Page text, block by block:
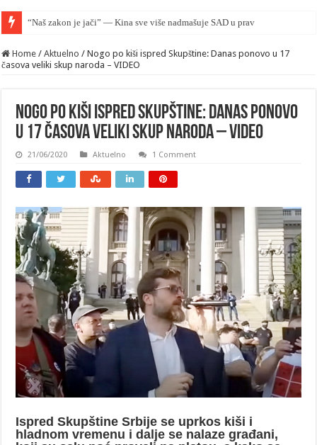
“Naš zakon je jači” — Kina sve više nadmašuje SAD u pravnom smislu
Home / Aktuelno / Nogo po kiši ispred Skupštine: Danas ponovo u 17
časova veliki skup naroda – VIDEO
Nogo po kiši ispred Skupštine: Danas ponovo
u 17 časova veliki skup naroda – VIDEO
21/06/2020 Aktuelno 1 Comment
Ispred Skupštine Srbije se uprkos kiši i
hladnom vremenu i dalje se nalaze građani,